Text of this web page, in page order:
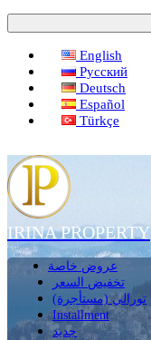
English
Русский
Deutsch
Español
Türkçe
IRINA PROPERTY
عروض خاصة
تخفيض السعر
تورالي (مستأجرة)
Installment
جديد